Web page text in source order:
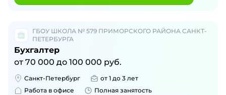
ГБОУ ШКОЛА № 579 ПРИМОРСКОГО РАЙОНА САНКТ-
ПЕТЕРБУРГА
Бухгалтер
от 70 000 до 100 000 руб.
Санкт-Петербург
от 1 до 3 лет
Работа в офисе
Полная занятость